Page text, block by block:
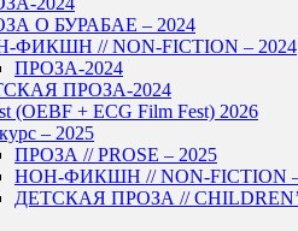
О БУРАБАЕ – 2024
ФИКШН // NON-FICTION – 2024
ПРОЗА-2024
ПРОЗА-2024
(OEBF + ECG Film Fest) 2026
– 2025
ПРОЗА // PROSE – 2025
НОН-ФИКШН // NON-FICTION –
ДЕТСКАЯ ПРОЗА //